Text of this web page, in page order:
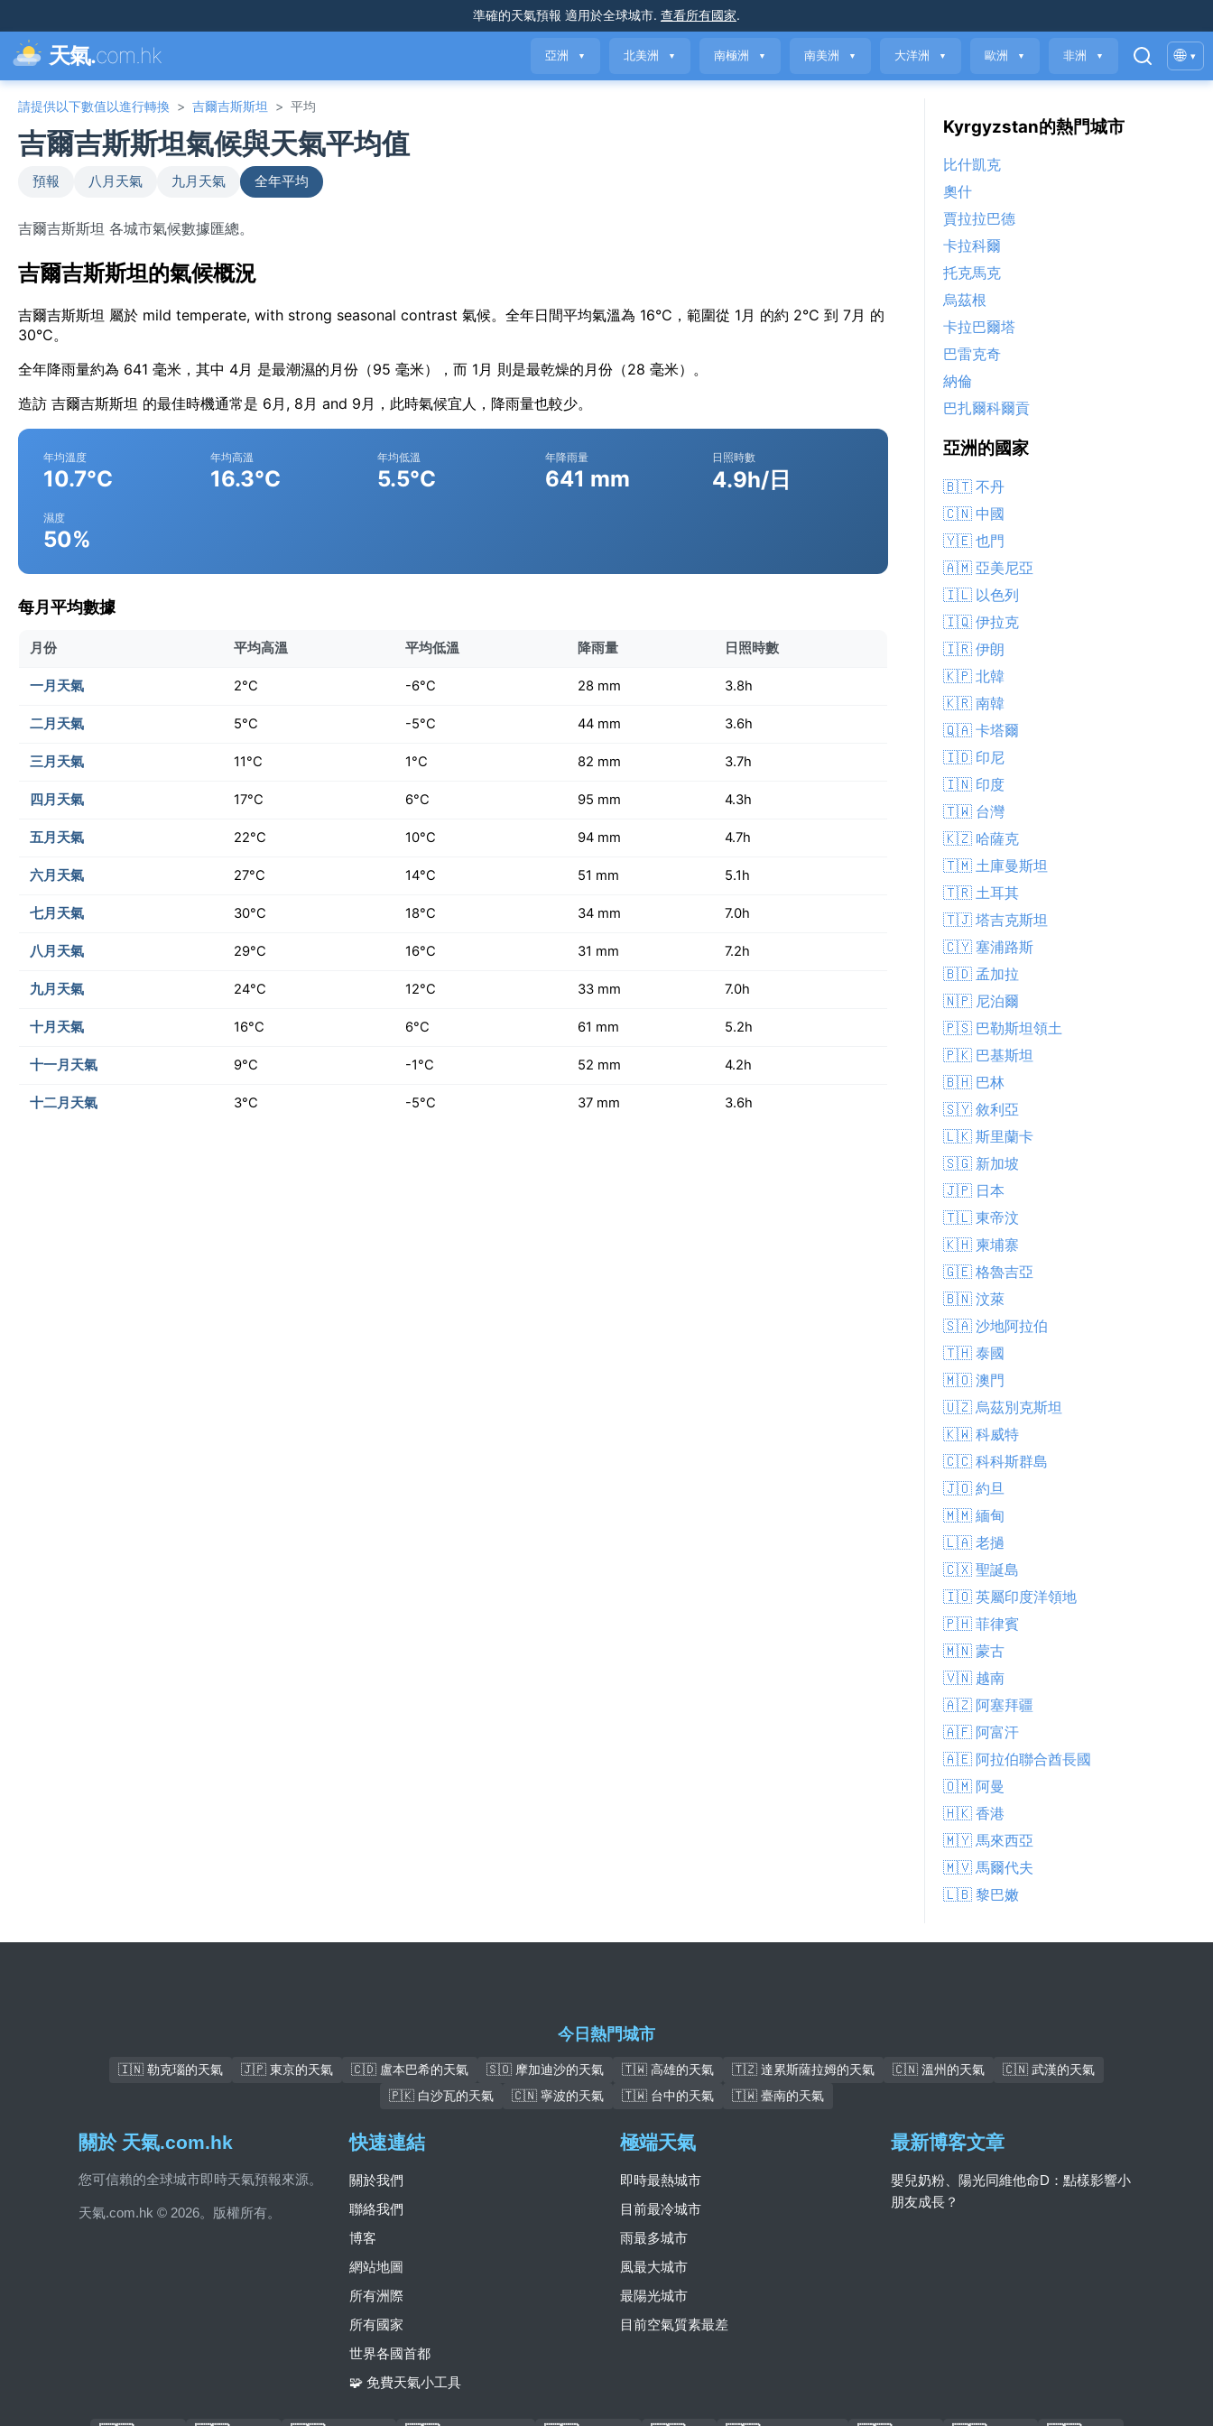
準確的天氣預報 適用於全球城市. 查看所有國家.
天氣.com.hk 亞洲 ▼ 北美洲 ▼ 南極洲 ▼ 南美洲 ▼ 大洋洲 ▼ 歐洲 ▼ 非洲 ▼ 🌐 ▾
請提供以下數值以進行轉換 > 吉爾吉斯斯坦 > 平均
吉爾吉斯斯坦氣候與天氣平均值
預報 八月天氣 九月天氣 全年平均
吉爾吉斯斯坦 各城市氣候數據匯總。
吉爾吉斯斯坦的氣候概況
吉爾吉斯斯坦 屬於 mild temperate, with strong seasonal contrast 氣候。全年日間平均氣溫為 16°C，範圍從 1月 的約 2°C 到 7月 的
30°C。
全年降雨量約為 641 毫米，其中 4月 是最潮濕的月份（95 毫米），而 1月 則是最乾燥的月份（28 毫米）。
造訪 吉爾吉斯斯坦 的最佳時機通常是 6月, 8月 and 9月，此時氣候宜人，降雨量也較少。
年均溫度
10.7°C
年均高溫
16.3°C
年均低溫
5.5°C
年降雨量
641 mm
日照時數
4.9h/日
濕度
50%
每月平均數據
月份 平均高溫 平均低溫 降雨量 日照時數
一月天氣 2°C -6°C 28 mm 3.8h
二月天氣 5°C -5°C 44 mm 3.6h
三月天氣 11°C 1°C 82 mm 3.7h
四月天氣 17°C 6°C 95 mm 4.3h
五月天氣 22°C 10°C 94 mm 4.7h
六月天氣 27°C 14°C 51 mm 5.1h
七月天氣 30°C 18°C 34 mm 7.0h
八月天氣 29°C 16°C 31 mm 7.2h
九月天氣 24°C 12°C 33 mm 7.0h
十月天氣 16°C 6°C 61 mm 5.2h
十一月天氣 9°C -1°C 52 mm 4.2h
十二月天氣 3°C -5°C 37 mm 3.6h
Kyrgyzstan的熱門城市
比什凱克
奧什
賈拉拉巴德
卡拉科爾
托克馬克
烏茲根
卡拉巴爾塔
巴雷克奇
納倫
巴扎爾科爾貢
亞洲的國家
🇧🇹 不丹
🇨🇳 中國
🇾🇪 也門
🇦🇲 亞美尼亞
🇮🇱 以色列
🇮🇶 伊拉克
🇮🇷 伊朗
🇰🇵 北韓
🇰🇷 南韓
🇶🇦 卡塔爾
🇮🇩 印尼
🇮🇳 印度
🇹🇼 台灣
🇰🇿 哈薩克
🇹🇲 土庫曼斯坦
🇹🇷 土耳其
🇹🇯 塔吉克斯坦
🇨🇾 塞浦路斯
🇧🇩 孟加拉
🇳🇵 尼泊爾
🇵🇸 巴勒斯坦領土
🇵🇰 巴基斯坦
🇧🇭 巴林
🇸🇾 敘利亞
🇱🇰 斯里蘭卡
🇸🇬 新加坡
🇯🇵 日本
🇹🇱 東帝汶
🇰🇭 柬埔寨
🇬🇪 格魯吉亞
🇧🇳 汶萊
🇸🇦 沙地阿拉伯
🇹🇭 泰國
🇲🇴 澳門
🇺🇿 烏茲別克斯坦
🇰🇼 科威特
🇨🇨 科科斯群島
🇯🇴 約旦
🇲🇲 緬甸
🇱🇦 老撾
🇨🇽 聖誕島
🇮🇴 英屬印度洋領地
🇵🇭 菲律賓
🇲🇳 蒙古
🇻🇳 越南
🇦🇿 阿塞拜疆
🇦🇫 阿富汗
🇦🇪 阿拉伯聯合酋長國
🇴🇲 阿曼
🇭🇰 香港
🇲🇾 馬來西亞
🇲🇻 馬爾代夫
🇱🇧 黎巴嫩
今日熱門城市
🇮🇳 勒克瑙的天氣 🇯🇵 東京的天氣 🇨🇩 盧本巴希的天氣 🇸🇴 摩加迪沙的天氣 🇹🇼 高雄的天氣 🇹🇿 達累斯薩拉姆的天氣 🇨🇳 溫州的天氣
🇨🇳 武漢的天氣
🇵🇰 白沙瓦的天氣
🇨🇳 寧波的天氣 🇹🇼 台中的天氣 🇹🇼 臺南的天氣
關於 天氣.com.hk
您可信賴的全球城市即時天氣預報來源。
天氣.com.hk © 2026。版權所有。
快速連結
關於我們
聯絡我們
博客
網站地圖
所有洲際
所有國家
世界各國首都
🧩 免費天氣小工具
極端天氣
即時最熱城市
目前最冷城市
雨最多城市
風最大城市
最陽光城市
目前空氣質素最差
最新博客文章
嬰兒奶粉、陽光同維他命D：點樣影響小
朋友成長？